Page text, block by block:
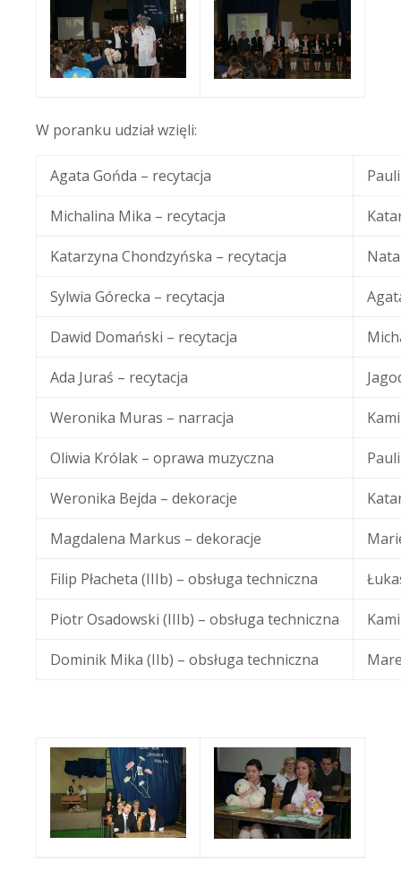
W poranku udział wzięli:
Agata Gońda – recytacja
Michalina Mika – recytacja
Katarzyna Chondzyńska – recytacja
Sylwia Górecka – recytacja
Dawid Domański – recytacja
Ada Juraś – recytacja
Weronika Muras – narracja
Oliwia Królak – oprawa muzyczna
Weronika Bejda – dekoracje
Magdalena Markus – dekoracje
Filip Płacheta (IIIb) – obsługa techniczna
Piotr Osadowski (IIIb) – obsługa techniczna
Dominik Mika (IIb) – obsługa techniczna